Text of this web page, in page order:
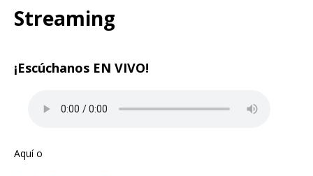
Streaming
¡Escúchanos EN VIVO!
Aquí o